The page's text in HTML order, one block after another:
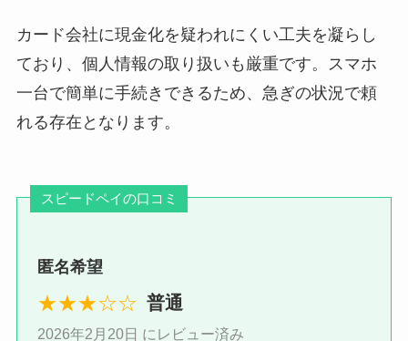
カード会社に現金化を疑われにくい工夫を凝らし
ており、個人情報の取り扱いも厳重です。スマホ
一台で簡単に手続きできるため、急ぎの状況で頼
れる存在となります。
スピードペイの口コミ
匿名希望
★★★☆☆ 普通
2026年2月20日 にレビュー済み